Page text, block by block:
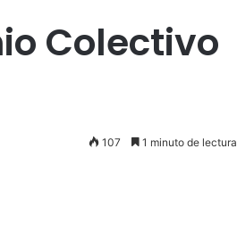
Colectivo
107 1 minuto de lectura